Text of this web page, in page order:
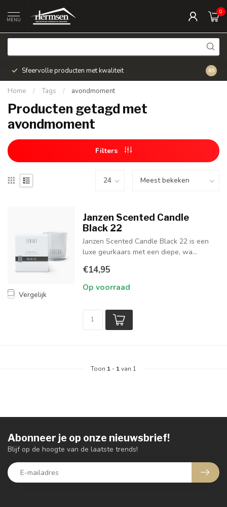
MENU
0
Sfeervolle producten met kwaliteit Snel
8.5
Home / Tags / avondmoment
Producten getagd met
avondmoment
Filters
Vergelijk
Janzen Scented Candle
Black 22
Janzen Scented Candle Black 22 is een
luxe geurkaars met een diepe, wa...
€14,95
Op voorraad
Toon 1 - 1van 1
Abonneer je op onze nieuwsbrief!
Blijf op de hoogte van de laatste trends!